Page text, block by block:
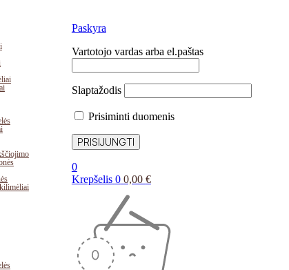
Paskyra
Vartotojo vardas arba el.paštas
Slaptažodis
Prisiminti duomenis
0
Krepšelis 0 0,00 €